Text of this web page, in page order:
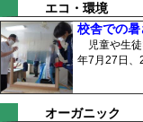
エコ・環境
校舎での
児童や生徒
年7月27日
オーガニック